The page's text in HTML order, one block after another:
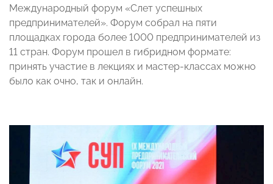
Международный форум «Слет успешных
предпринимателей». Форум собрал на пяти
площадках города более 1000 предпринимателей из
11 стран. Форум прошел в гибридном формате:
принять участие в лекциях и мастер-классах можно
было как очно, так и онлайн.